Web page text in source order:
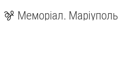
Меморіал. Маріуполь